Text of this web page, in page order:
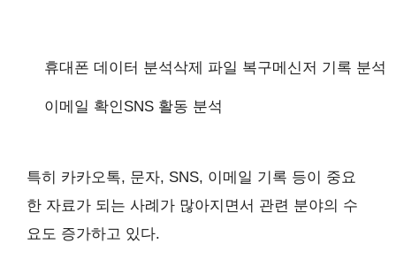
휴대폰 데이터 분석삭제 파일 복구메신저 기록 분석
이메일 확인SNS 활동 분석
특히 카카오톡, 문자, SNS, 이메일 기록 등이 중요
한 자료가 되는 사례가 많아지면서 관련 분야의 수
요도 증가하고 있다.